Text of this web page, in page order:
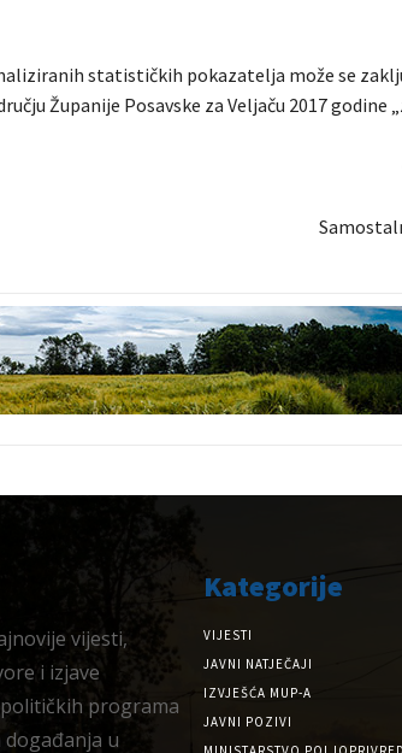
statističkih pokazatelja može se
Županije Posavske za Veljaču 2017 godine
vijesti,
i izjave
programa
u
Kategorije
VIJESTI
JAVNI NATJEČAJI
IZVJEŠĆA MUP-A
JAVNI POZIVI